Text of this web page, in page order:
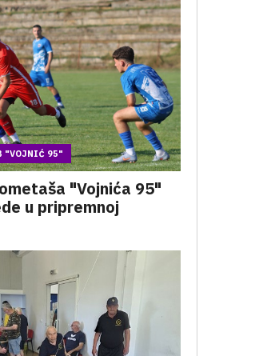
"VOJNIĆ 95"
"Vojnića 95"
u pripremnoj